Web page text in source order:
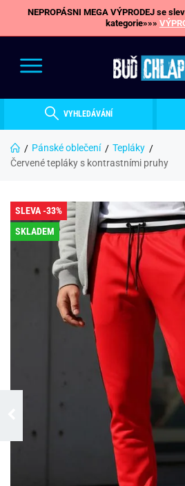
NEPROPÁSNI MEGA VÝPRODEJ se
kategorie»»»
VYHLEDÁVÁNÍ
Pánské oblečení
Tepláky
Červené tepláky s kontrastními pruhy
SLEVA -33%
SKLADEM